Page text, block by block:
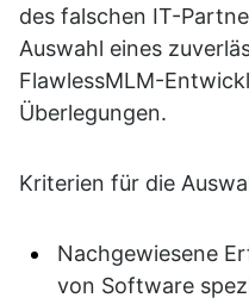
des falschen IT-
Auswahl eines
FlawlessMLM-
Überlegungen.
Kriterien für die
Nachgewiesene
von Software